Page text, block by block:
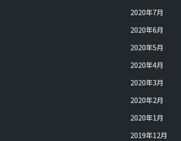
2020年7月
2020年6月
2020年5月
2020年4月
2020年3月
2020年2月
2020年1月
2019年12月